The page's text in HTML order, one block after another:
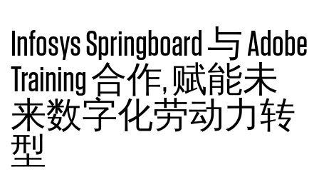
Infosys Springboard 与 Adobe
Training 合作, 赋能未
来数字化劳动力转
型